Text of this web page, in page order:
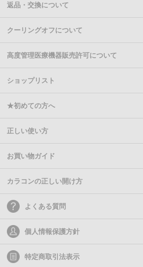
返品・交換について
クーリングオフについて
高度管理医療機器販売許可について
ショップリスト
★初めての方へ
正しい使い方
お買い物ガイド
カラコンの正しい開け方
よくある質問
個人情報保護方針
特定商取引法表示